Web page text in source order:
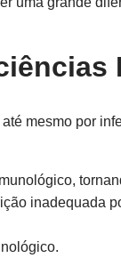
mesmo por
inadequada